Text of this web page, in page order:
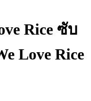
Rice ซับ
Love Rice